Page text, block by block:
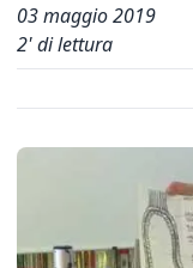
03 maggio 2019
2' di lettura